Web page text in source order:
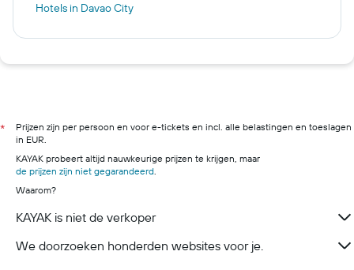
Hotels in Davao City
*
Prijzen zijn per persoon en voor e-tickets en incl. alle belastingen en toeslagen
in EUR.
KAYAK probeert altijd nauwkeurige prijzen te krijgen, maar
de prijzen zijn niet gegarandeerd.
Waarom?
KAYAK is niet de verkoper
We doorzoeken honderden websites voor je.